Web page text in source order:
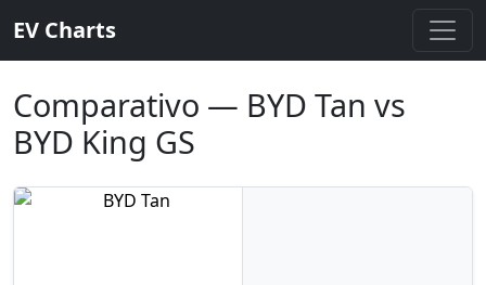
EV Charts
Comparativo — BYD Tan vs
BYD King GS